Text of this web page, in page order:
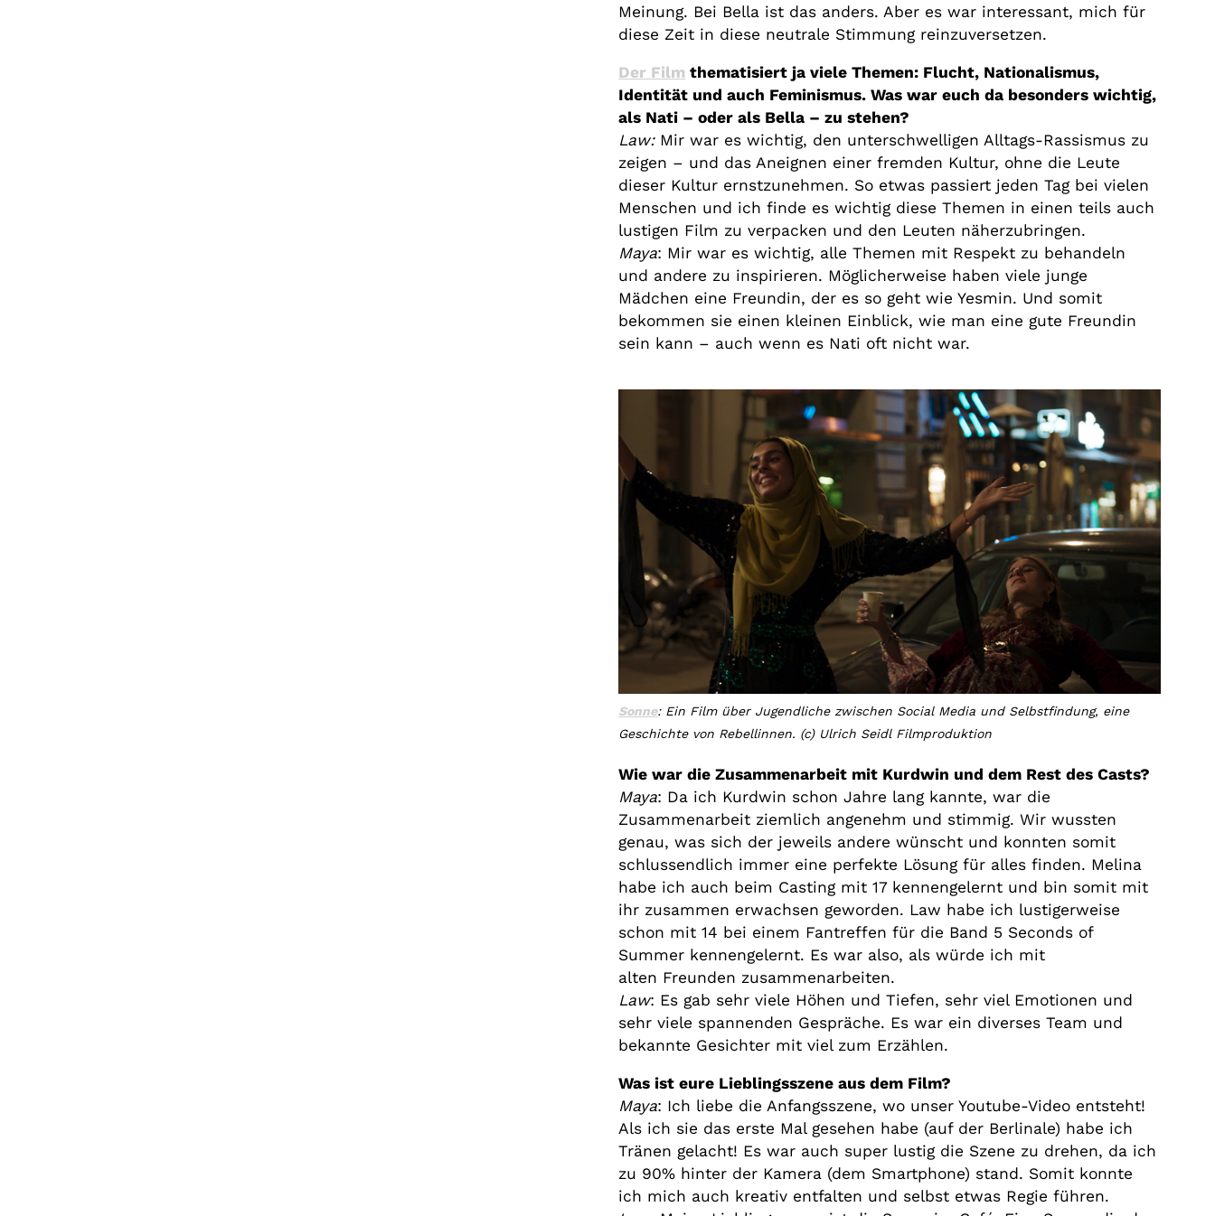
Meinung. Bei Bella ist das anders. Aber es war interessant, mich für
diese Zeit in diese neutrale Stimmung reinzuversetzen.
Der Film thematisiert ja viele Themen: Flucht, Nationalismus,
Identität und auch Feminismus. Was war euch da besonders wichtig,
als Nati – oder als Bella – zu stehen?
Law: Mir war es wichtig, den unterschwelligen Alltags-Rassismus zu
zeigen – und das Aneignen einer fremden Kultur, ohne die Leute
dieser Kultur ernstzunehmen. So etwas passiert jeden Tag bei vielen
Menschen und ich finde es wichtig diese Themen in einen teils auch
lustigen Film zu verpacken und den Leuten näherzubringen.
Maya: Mir war es wichtig, alle Themen mit Respekt zu behandeln
und andere zu inspirieren. Möglicherweise haben viele junge
Mädchen eine Freundin, der es so geht wie Yesmin. Und somit
bekommen sie einen kleinen Einblick, wie man eine gute Freundin
sein kann – auch wenn es Nati oft nicht war.
Sonne: Ein Film über Jugendliche zwischen Social Media und Selbstfindung, eine
Geschichte von Rebellinnen. (c) Ulrich Seidl Filmproduktion
Wie war die Zusammenarbeit mit Kurdwin und dem Rest des Casts?
Maya: Da ich Kurdwin schon Jahre lang kannte, war die
Zusammenarbeit ziemlich angenehm und stimmig. Wir wussten
genau, was sich der jeweils andere wünscht und konnten somit
schlussendlich immer eine perfekte Lösung für alles finden. Melina
habe ich auch beim Casting mit 17 kennengelernt und bin somit mit
ihr zusammen erwachsen geworden. Law habe ich lustigerweise
schon mit 14 bei einem Fantreffen für die Band 5 Seconds of
Summer kennengelernt. Es war also, als würde ich mit
alten Freunden zusammenarbeiten.
Law: Es gab sehr viele Höhen und Tiefen, sehr viel Emotionen und
sehr viele spannenden Gespräche. Es war ein diverses Team und
bekannte Gesichter mit viel zum Erzählen.
Was ist eure Lieblingsszene aus dem Film?
Maya: Ich liebe die Anfangsszene, wo unser Youtube-Video entsteht!
Als ich sie das erste Mal gesehen habe (auf der Berlinale) habe ich
Tränen gelacht! Es war auch super lustig die Szene zu drehen, da ich
zu 90% hinter der Kamera (dem Smartphone) stand. Somit konnte
ich mich auch kreativ entfalten und selbst etwas Regie führen.